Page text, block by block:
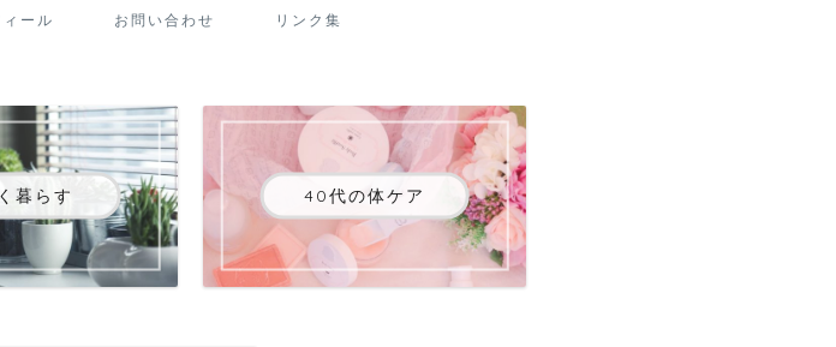
ール お問い合わせ リンク集
暮らす 40代の体ケア